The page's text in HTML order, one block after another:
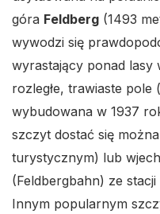
góra Feldberg (1493
wywodzi się
wyrastający ponad lasy
rozległe, trawiaste pole
wybudowana w 1937
szczyt dostać się
turystycznym) lub
(Feldbergbahn) ze
Innym popularnym